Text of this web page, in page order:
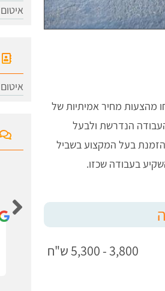
מהצעות מחיר אמיתיות של
הנדרשת ולבעל
בעל המקצוע בשביל
בעבודה שכזו.
3,800 - 5,300 ש"ח
יש את כל המידע עם סרטונים.